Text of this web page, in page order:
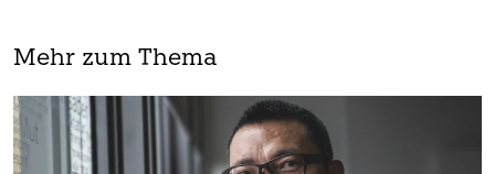
Mehr zum Thema